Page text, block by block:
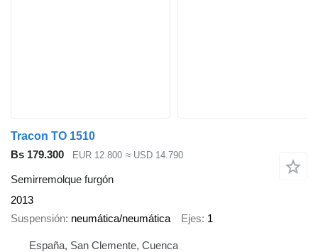
Tracon TO 1510
Bs 179.300
EUR 12.800 ≈ USD 14.790
Semirremolque furgón
2013
Suspensión neumática/neumática Ejes 1
España, San Clemente, Cuenca